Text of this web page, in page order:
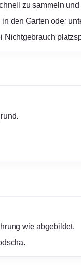
zu sammeln und
den Garten oder
Nichtgebrauch
wie abgebildet.